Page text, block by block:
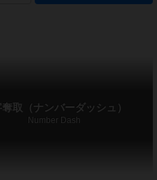
取（ナンバーダッシュ）
Number Dash